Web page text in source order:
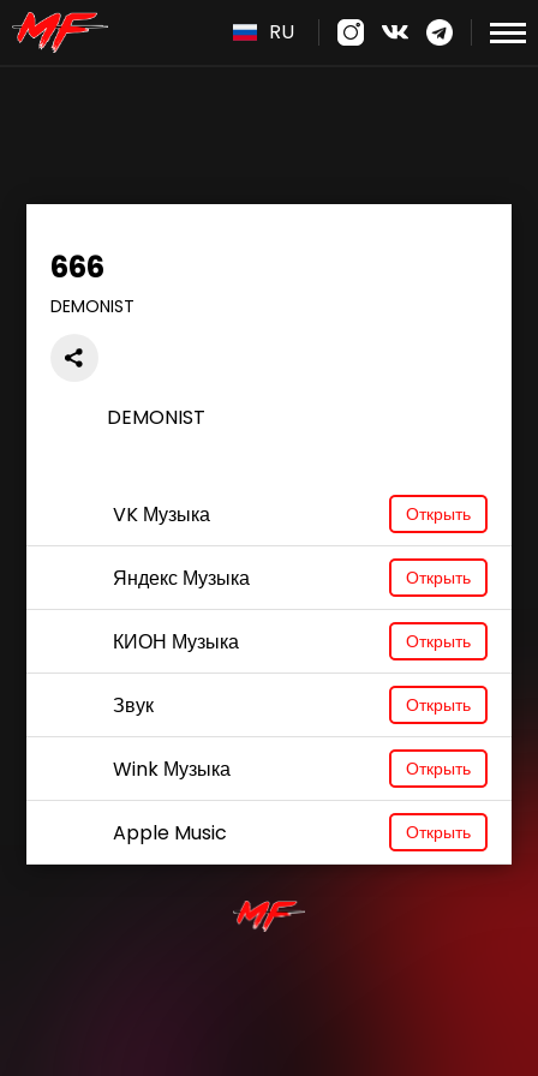
RU
666
DEMONIST
DEMONIST
VK Музыка Открыть
Яндекс Музыка Открыть
КИОН Музыка Открыть
Звук Открыть
Wink Музыка Открыть
Apple Music Открыть